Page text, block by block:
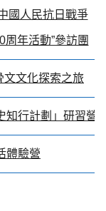
國人民抗日戰爭
年活動”參訪團
文文化探索之旅
知行計劃」研習營
體驗營